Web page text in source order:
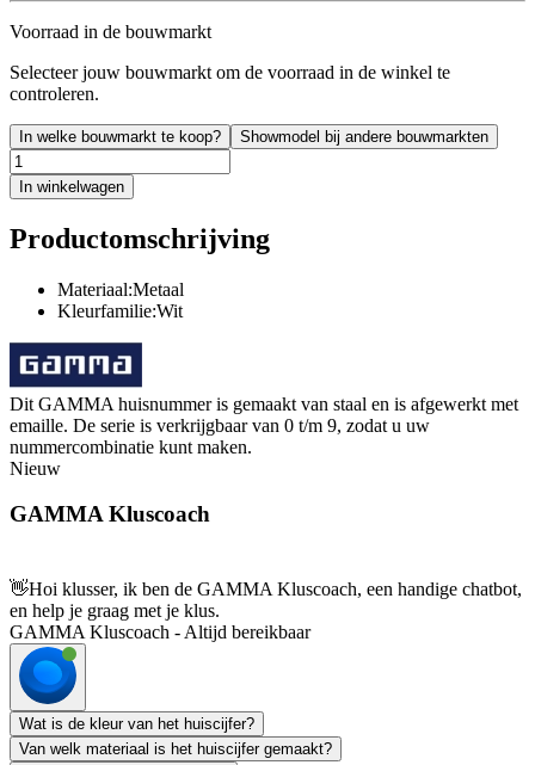
Voorraad in de bouwmarkt
Selecteer jouw bouwmarkt om de voorraad in de winkel te
controleren.
In welke bouwmarkt te koop? Showmodel bij andere bouwmarkten
In winkelwagen
Productomschrijving
Materiaal:Metaal
Kleurfamilie:Wit
Dit GAMMA huisnummer is gemaakt van staal en is afgewerkt met
emaille. De serie is verkrijgbaar van 0 t/m 9, zodat u uw
nummercombinatie kunt maken.
Nieuw
GAMMA Kluscoach
👋Hoi klusser, ik ben de GAMMA Kluscoach, een handige chatbot,
en help je graag met je klus.
GAMMA Kluscoach - Altijd bereikbaar
Wat is de kleur van het huiscijfer?
Van welk materiaal is het huiscijfer gemaakt?